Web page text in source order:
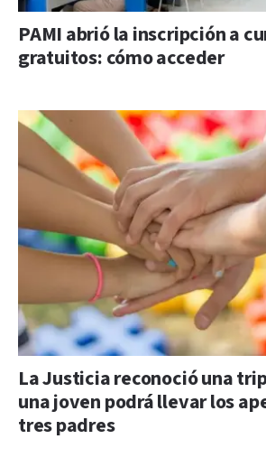
PAMI abrió la inscripción a
gratuitos: cómo acceder
La Justicia reconoció una
una joven podrá llevar los
tres padres